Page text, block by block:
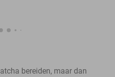
bereiden, maar dan